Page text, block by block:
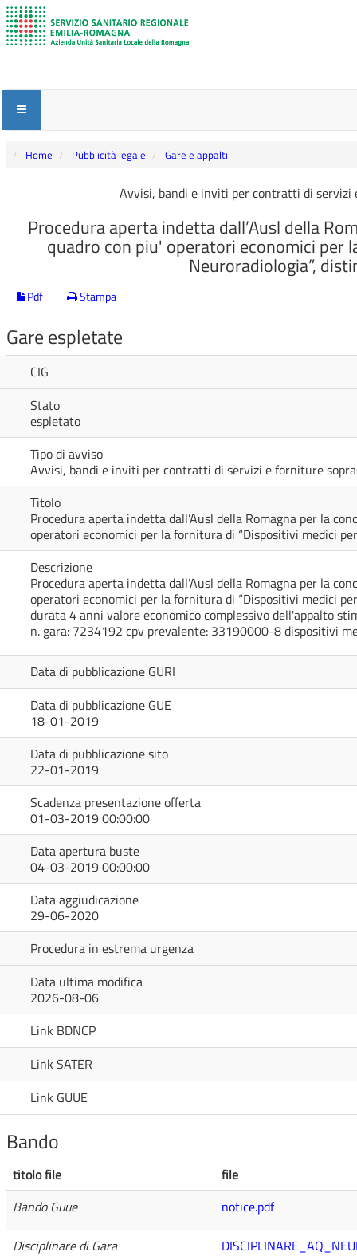
Home Pubblicità legale Gare e appalti
Avvisi, bandi e inviti per contratti di
Procedura aperta indetta dall’Ausl della
quadro con piu' operatori economici per
Neuroradiologia”,
Pdf Stampa
Gare espletate
CIG
Stato
espletato
Tipo di avviso
Avvisi, bandi e inviti per contratti di servizi e forniture
Titolo
Procedura aperta indetta dall’Ausl della Romagna per la
operatori economici per la fornitura di “Dispositivi medici
Descrizione
Procedura aperta indetta dall’Ausl della Romagna per la
operatori economici per la fornitura di “Dispositivi medici
durata 4 anni valore economico complessivo dell'appalto
n. gara: 7234192 cpv prevalente: 33190000-8 dispositivi
Data di pubblicazione GURI
Data di pubblicazione GUE
18-01-2019
Data di pubblicazione sito
22-01-2019
Scadenza presentazione offerta
01-03-2019 00:00:00
Data apertura buste
04-03-2019 00:00:00
Data aggiudicazione
29-06-2020
Procedura in estrema urgenza
Data ultima modifica
2026-08-06
Link BDNCP
Link SATER
Link GUUE
Bando
titolo file
file
Bando Guue
notice.pdf
Disciplinare di Gara